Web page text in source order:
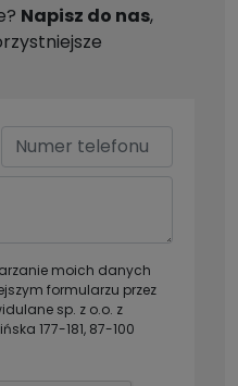
Napisz do nas,
moich danych
formularzu przez
sp. z o.o. z
177-181, 87-100